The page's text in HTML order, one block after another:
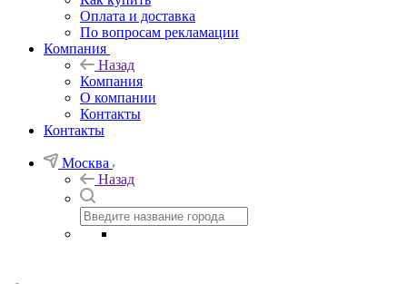
Оплата и доставка
По вопросам рекламации
Компания
Назад
Компания
О компании
Контакты
Контакты
Москва
Назад